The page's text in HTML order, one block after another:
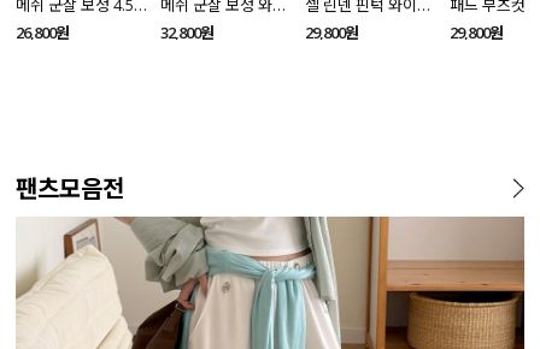
메쉬 군살 보정 4.5부
밴딩팬츠
26,800원
메쉬 군살 보정 와이
드 밴딩팬츠
32,800원
셀 린넨 핀턱 와이드
데님팬츠
29,800원
패드 부츠컷
팬츠
29,800원
팬츠모음전